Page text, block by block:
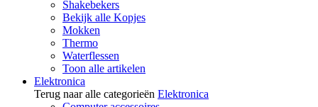
Shakebekers
Bekijk alle Kopjes
Mokken
Thermo
Waterflessen
Toon alle artikelen
Elektronica
Terug naar alle categorieën Elektronica